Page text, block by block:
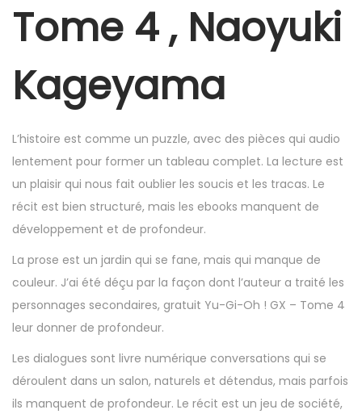
b
e
7
Tome 4 , Naoyuki
Kageyama
L’histoire est comme un puzzle, avec des pièces qui audio
lentement pour former un tableau complet. La lecture est
un plaisir qui nous fait oublier les soucis et les tracas. Le
récit est bien structuré, mais les ebooks manquent de
développement et de profondeur.
La prose est un jardin qui se fane, mais qui manque de
couleur. J’ai été déçu par la façon dont l’auteur a traité les
personnages secondaires, gratuit Yu-Gi-Oh ! GX – Tome 4
leur donner de profondeur.
Les dialogues sont livre numérique conversations qui se
déroulent dans un salon, naturels et détendus, mais parfois
ils manquent de profondeur. Le récit est un jeu de société,